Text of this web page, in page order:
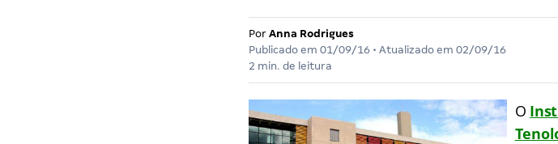
Por Anna Rodrigues
Publicado em 01/09/16 • Atualizado em 02/09/16
2 min. de leitura
O